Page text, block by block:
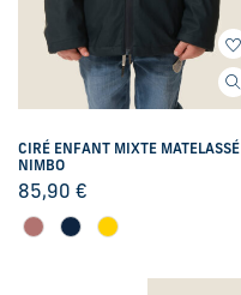
CIRÉ ENFANT MIXTE MATELASSÉ
NIMBO
85,90 €